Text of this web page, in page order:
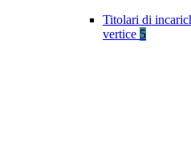
Titolari di
vertice 5